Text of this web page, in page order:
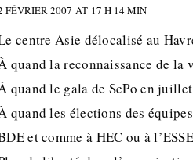
FÉVRIER 2007 AT 17 H 14 MIN
centre Asie délocalisé au
quand la reconnaissance de la
quand le gala de ScPo en
quand les élections des
et comme à HEC ou à